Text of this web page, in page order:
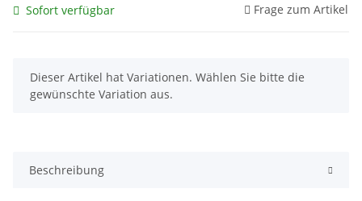
Sofort verfügbar Frage zum Artikel
x
Dieser Artikel hat Variationen. Wählen Sie bitte die
gewünschte Variation aus.
Beschreibung